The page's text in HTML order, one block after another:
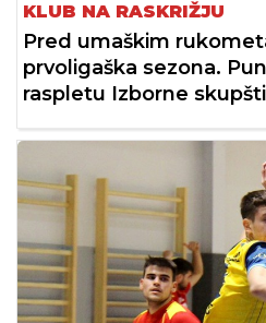
KLUB NA RASKRIŽJU
Pred umaškim
prvoligaška sezona.
raspletu Izborne